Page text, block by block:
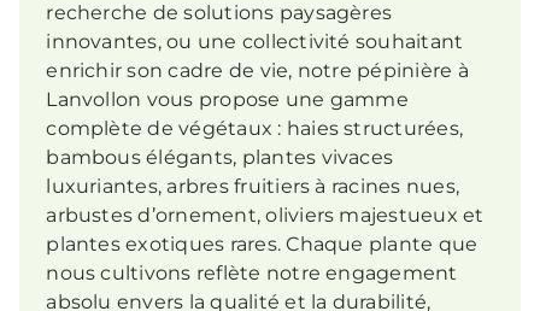
recherche de solutions paysagères
innovantes, ou une collectivité souhaitant
enrichir son cadre de vie, notre pépinière à
Lanvollon vous propose une gamme
complète de végétaux : haies structurées,
bambous élégants, plantes vivaces
luxuriantes, arbres fruitiers à racines nues,
arbustes d’ornement, oliviers majestueux et
plantes exotiques rares. Chaque plante que
nous cultivons reflète notre engagement
absolu envers la qualité et la durabilité,